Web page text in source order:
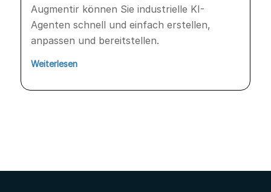
Augmentir können Sie industrielle KI-
Agenten schnell und einfach erstellen,
anpassen und bereitstellen.
Weiterlesen